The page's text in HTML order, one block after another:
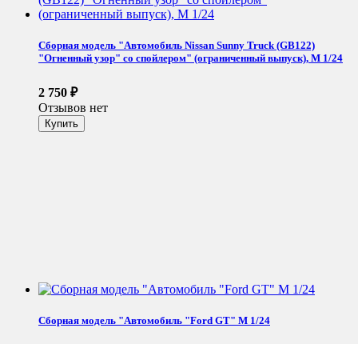
Сборная модель "Автомобиль Nissan Sunny Truck (GB122)
"Огненный узор" со спойлером" (ограниченный выпуск), М 1/24
2 750 ₽
Отзывов нет
Сборная модель "Автомобиль "Ford GT" М 1/24